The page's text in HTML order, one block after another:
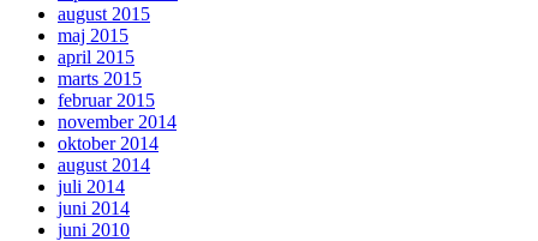
august 2015
maj 2015
april 2015
marts 2015
februar 2015
november 2014
oktober 2014
august 2014
juli 2014
juni 2014
juni 2010